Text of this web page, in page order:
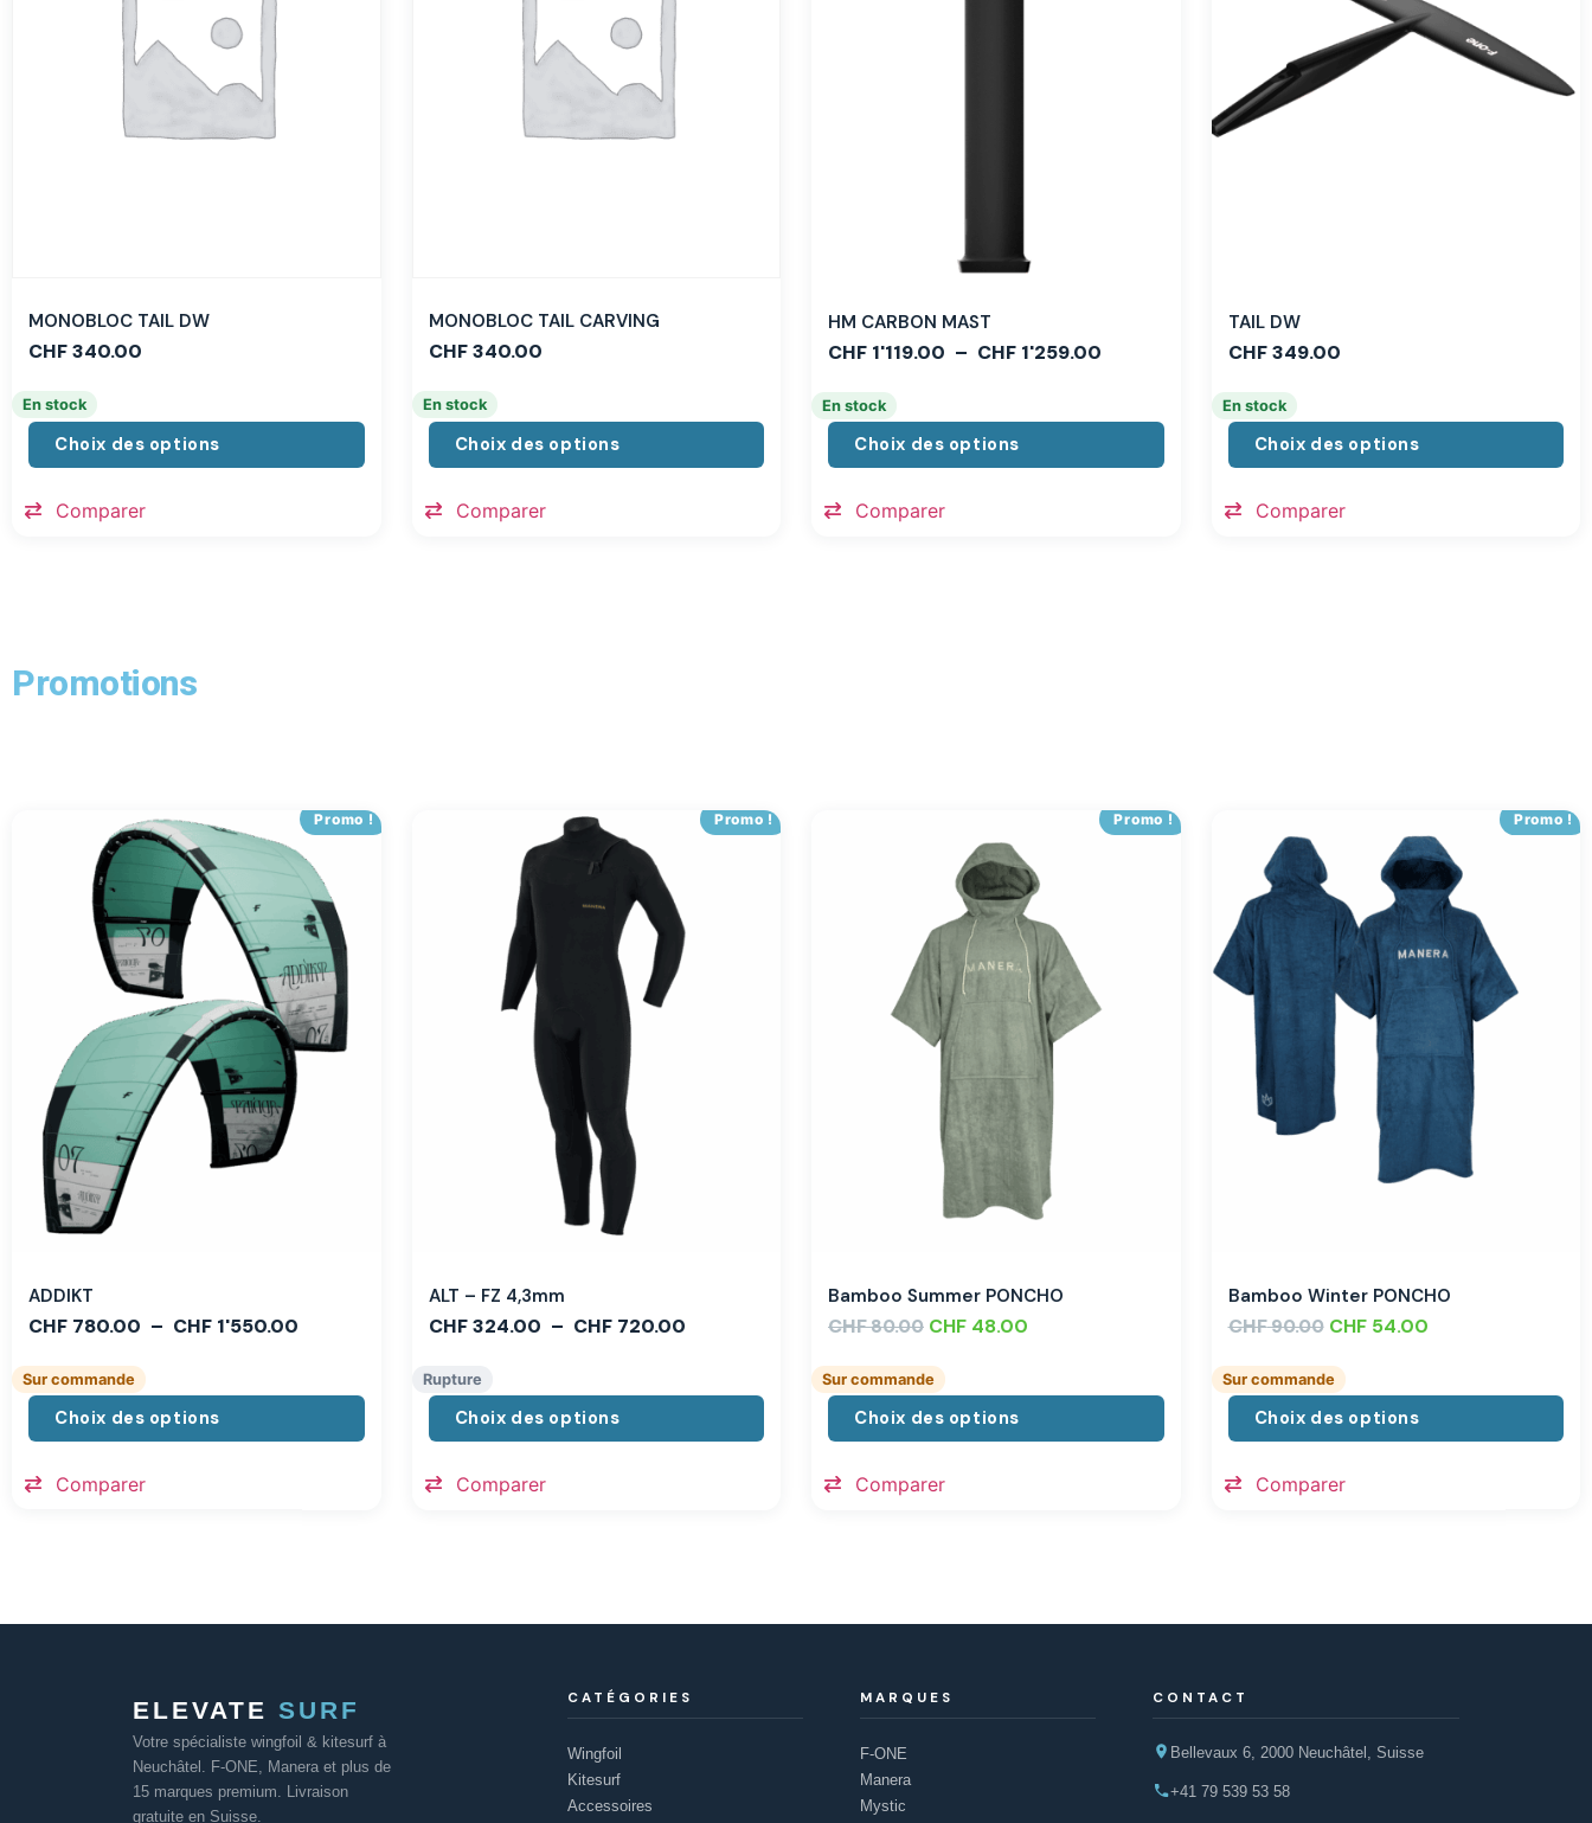
MONOBLOC TAIL DW
CHF340.00
En stock
Choix des options
Comparer
MONOBLOC TAIL CARVING
CHF340.00
En stock
Choix des options
Comparer
HM CARBON MAST
CHF 1'119.00 – CHF 1'259.00
En stock
Choix des options
Comparer
TAIL DW
CHF349.00
En stock
Choix des options
Comparer
Promotions
Promo !
ADDIKT
CHF 780.00 – CHF 1'550.00
Sur commande
Choix des options
Comparer
Promo !
ALT – FZ 4,3mm
CHF324.00 – CHF720.00
Rupture
Choix des options
Comparer
Promo !
Bamboo Summer PONCHO
CHF80.00 CHF 48.00
Sur commande
Choix des options
Comparer
Promo !
Bamboo Winter PONCHO
CHF90.00 CHF54.00
Sur commande
Choix des options
Comparer
ELEVATE SURF
Votre spécialiste wingfoil & kitesurf à
Neuchâtel. F-ONE, Manera et plus de
15 marques premium. Livraison
gratuite en Suisse.
CATÉGORIES
Wingfoil
Kitesurf
Accessoires
MARQUES
F-ONE
Manera
Mystic
CONTACT
Bellevaux 6, 2000 Neuchâtel, Suisse
+41 79 539 53 58